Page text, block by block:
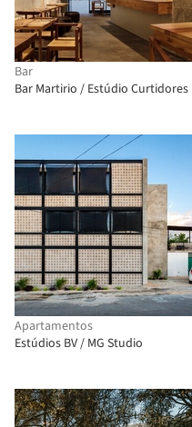
Bar
Bar Martirio / Estúdio Curtidores
Apartamentos
Estúdios BV / MG Studio